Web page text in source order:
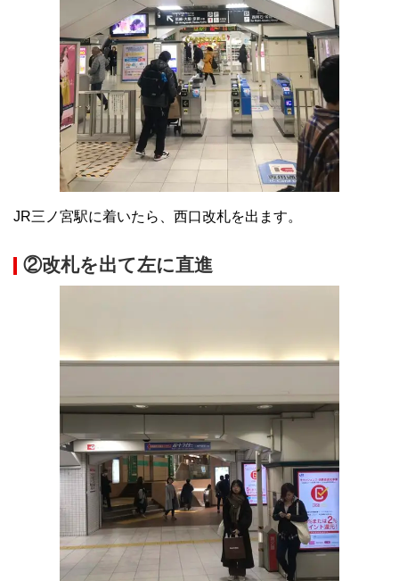
JR三ノ宮駅に着いたら、西口改札を出ます。
②改札を出て左に直進